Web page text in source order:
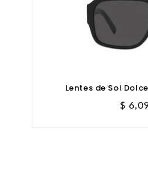
Lentes de Sol
$